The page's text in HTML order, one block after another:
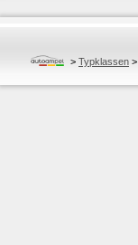
> Typklassen >